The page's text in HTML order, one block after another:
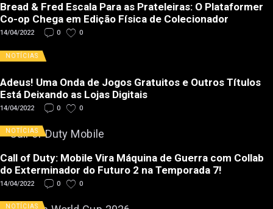
Bread & Fred Escala Para as Prateleiras: O Plataformer
Co-op Chega em Edição Física de Colecionador
14/04/2022 0 0
NOTÍCIAS
Adeus! Uma Onda de Jogos Gratuitos e Outros Títulos
Está Deixando as Lojas Digitais
14/04/2022 0 0
NOTÍCIAS
Call of Duty: Mobile Vira Máquina de Guerra com Collab
do Exterminador do Futuro 2 na Temporada 7!
14/04/2022 0 0
NOTÍCIAS